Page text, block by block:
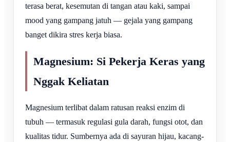
terasa berat, kesemutan di tangan atau kaki, sampai
mood yang gampang jatuh — gejala yang gampang
banget dikira stres kerja biasa.
Magnesium: Si Pekerja Keras yang
Nggak Keliatan
Magnesium terlibat dalam ratusan reaksi enzim di
tubuh — termasuk regulasi gula darah, fungsi otot, dan
kualitas tidur. Sumbernya ada di sayuran hijau, kacang-